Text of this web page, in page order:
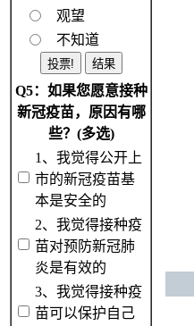
观望
不知道
Q5：如果您愿意接种
新冠疫苗，原因有哪
些？(多选)
1、我觉得公开上
市的新冠疫苗基
本是安全的
2、我觉得接种疫
苗对预防新冠肺
炎是有效的
3、我觉得接种疫
苗可以保护自己